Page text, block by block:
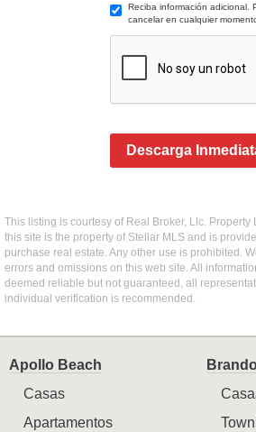
Reciba información adicional.
cancelar en cualquier
Descarga
This listing is courtesy of Real Broker, Llc.
this site is the property of Stellar MLS and is
purchase real estate. Any other use is prohibited.
errors and omissions on this web site. All
deemed reliable but not guaranteed, all
individual verification is recommended.
Apollo Beach
Casas
Apartamentos